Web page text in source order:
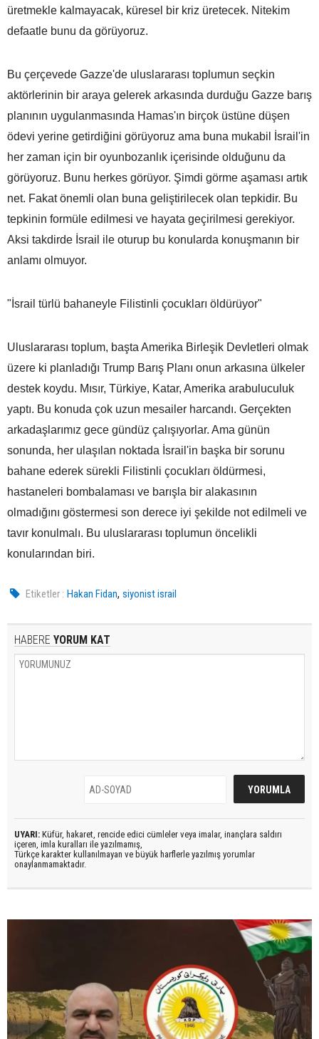
üretmekle kalmayacak, küresel bir kriz üretecek. Nitekim
defaatle bunu da görüyoruz.
Bu çerçevede Gazze'de uluslararası toplumun seçkin
aktörlerinin bir araya gelerek arkasında durduğu Gazze barış
planının uygulanmasında Hamas'ın birçok üstüne düşen
ödevi yerine getirdiğini görüyoruz ama buna mukabil İsrail'in
her zaman için bir oyunbozanlık içerisinde olduğunu da
görüyoruz. Bunu herkes görüyor. Şimdi görme aşaması artık
net. Fakat önemli olan buna geliştirilecek olan tepkidir. Bu
tepkinin formüle edilmesi ve hayata geçirilmesi gerekiyor.
Aksi takdirde İsrail ile oturup bu konularda konuşmanın bir
anlamı olmuyor.
"İsrail türlü bahaneyle Filistinli çocukları öldürüyor"
Uluslararası toplum, başta Amerika Birleşik Devletleri olmak
üzere ki planladığı Trump Barış Planı onun arkasına ülkeler
destek koydu. Mısır, Türkiye, Katar, Amerika arabuluculuk
yaptı. Bu konuda çok uzun mesailer harcandı. Gerçekten
arkadaşlarımız gece gündüz çalışıyorlar. Ama günün
sonunda, her ulaşılan noktada İsrail'in başka bir sorunu
bahane ederek sürekli Filistinli çocukları öldürmesi,
hastaneleri bombalaması ve barışla bir alakasının
olmadığını göstermesi son derece iyi şekilde not edilmeli ve
tavır konulmalı. Bu uluslararası toplumun öncelikli
konularından biri.
Etiketler : Hakan Fidan,siyonist israil
HABERE YORUM KAT
UYARI: Küfür, hakaret, rencide edici cümleler veya imalar, inançlara saldırı
içeren, imla kuralları ile yazılmamış,
Türkçe karakter kullanılmayan ve büyük harflerle yazılmış yorumlar
onaylanmamaktadır.